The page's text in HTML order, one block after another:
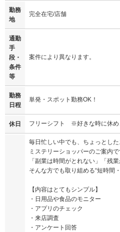
勤務
地
完全在宅/店舗
通勤
手
段・
条件
等
案件により異なります。
勤務
日程
単発・スポット勤務OK！
休日 フリーシフト ※好きな時に休め
毎日忙しい中でも、ちょっとし
ミステリーショッパーのご案内で
「副業は時間がとれない」「残業
そんな方でも取り組める“短時間
【内容はとてもシンプル】
・日用品や食品のモニター
・アプリのチェック
・来店調査
・アンケート回答